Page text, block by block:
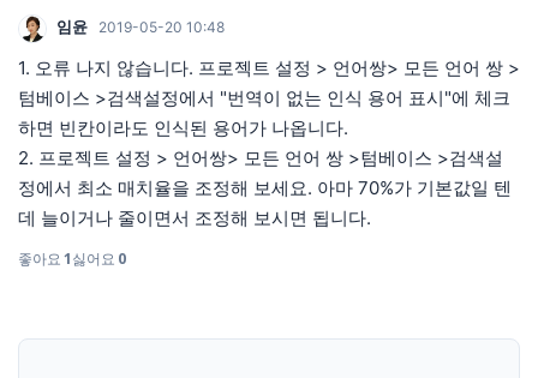
임윤 2019-05-20 10:48
1. 오류 나지 않습니다. 프로젝트 설정 > 언어쌍> 모든 언어 쌍 >
텀베이스 >검색설정에서 "번역이 없는 인식 용어 표시"에 체크
하면 빈칸이라도 인식된 용어가 나옵니다.
2. 프로젝트 설정 > 언어쌍> 모든 언어 쌍 >텀베이스 >검색설
정에서 최소 매치율을 조정해 보세요. 아마 70%가 기본값일 텐
데 늘이거나 줄이면서 조정해 보시면 됩니다.
좋아요1싫어요 0